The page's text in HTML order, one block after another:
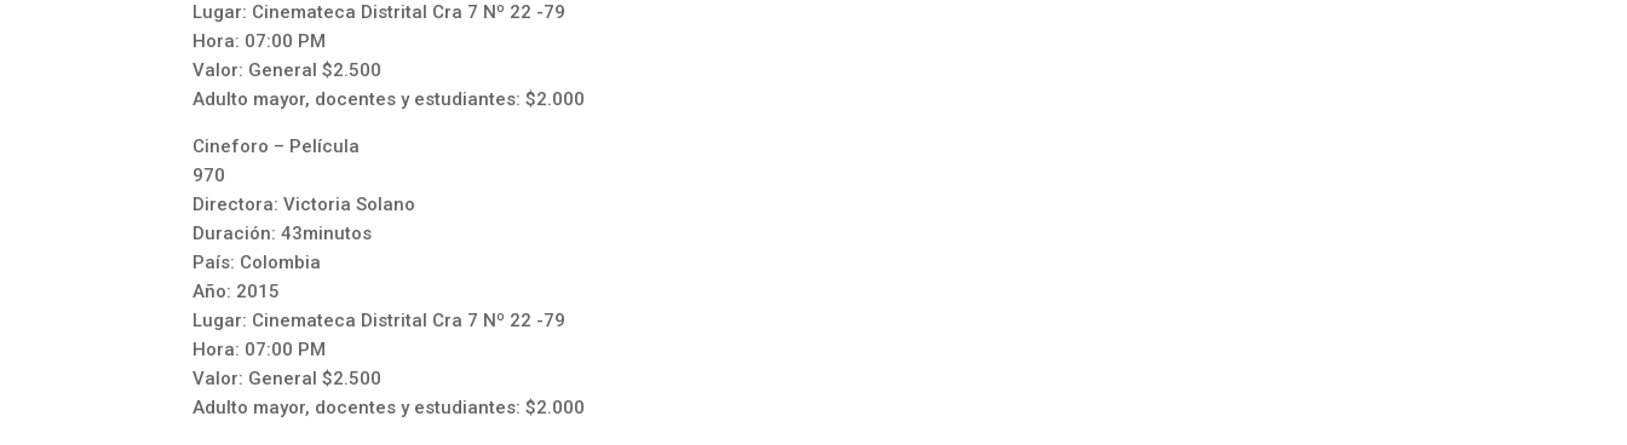
Lugar: Cinemateca Distrital Cra 7 Nº 22 -79
Hora: 07:00 PM
Valor: General $2.500
Adulto mayor, docentes y estudiantes: $2.000
Cineforo – Película
970
Directora: Victoria Solano
Duración: 43minutos
País: Colombia
Año: 2015
Lugar: Cinemateca Distrital Cra 7 Nº 22 -79
Hora: 07:00 PM
Valor: General $2.500
Adulto mayor, docentes y estudiantes: $2.000